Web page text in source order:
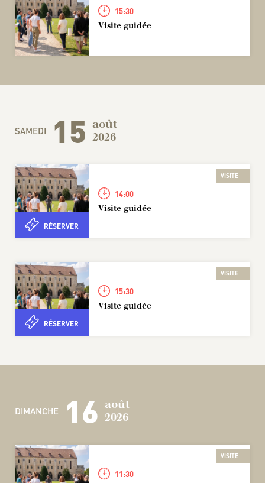
15:30
Visite guidée
SAMEDI 15 août
2026
RÉSERVER
14:00
VISITE
Visite guidée
RÉSERVER
15:30
VISITE
Visite guidée
DIMANCHE 16 août
2026
11:30
VISITE